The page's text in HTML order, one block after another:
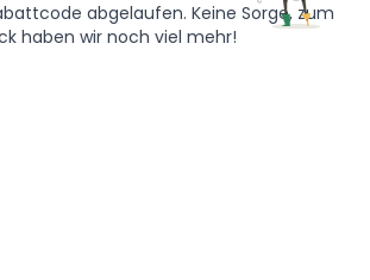
abgelaufen. Keine Sorge, zum
haben wir noch viel mehr!